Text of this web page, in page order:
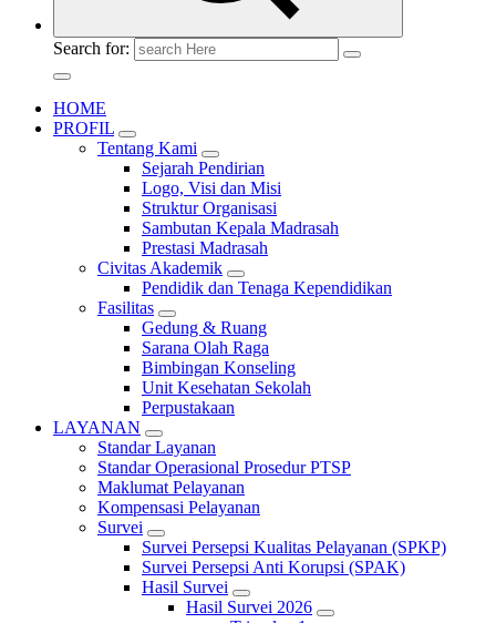
Search for:
HOME
PROFIL
Tentang Kami
Sejarah Pendirian
Logo, Visi dan Misi
Struktur Organisasi
Sambutan Kepala Madrasah
Prestasi Madrasah
Civitas Akademik
Pendidik dan Tenaga Kependidikan
Fasilitas
Gedung & Ruang
Sarana Olah Raga
Bimbingan Konseling
Unit Kesehatan Sekolah
Perpustakaan
LAYANAN
Standar Layanan
Standar Operasional Prosedur PTSP
Maklumat Pelayanan
Kompensasi Pelayanan
Survei
Survei Persepsi Kualitas Pelayanan (SPKP)
Survei Persepsi Anti Korupsi (SPAK)
Hasil Survei
Hasil Survei 2026